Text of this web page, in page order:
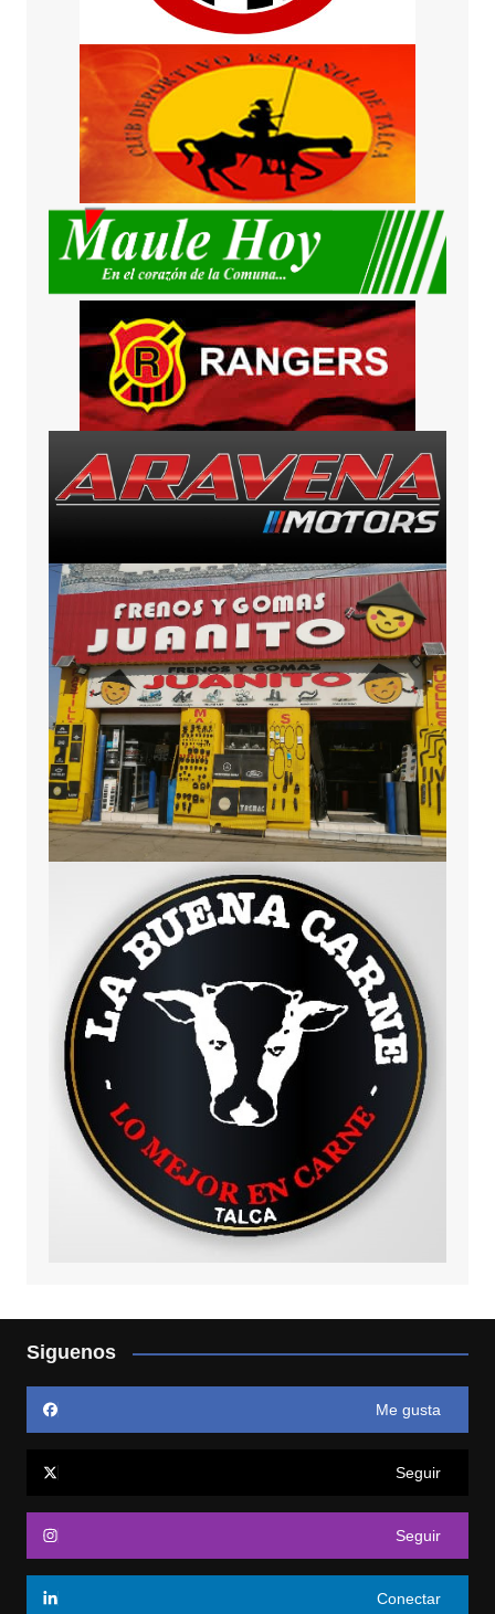
Siguenos
Me gusta
Seguir
Seguir
Conectar